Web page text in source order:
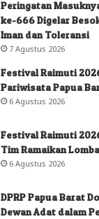
Peringatan
ke-666 Digelar
Iman dan Toleransi
7 Agustus 2026
Festival Raimuti
Pariwisata Papua
6 Agustus 2026
Festival Raimuti
Tim Ramaikan
6 Agustus 2026
DPRP Papua Barat
Dewan Adat dalam